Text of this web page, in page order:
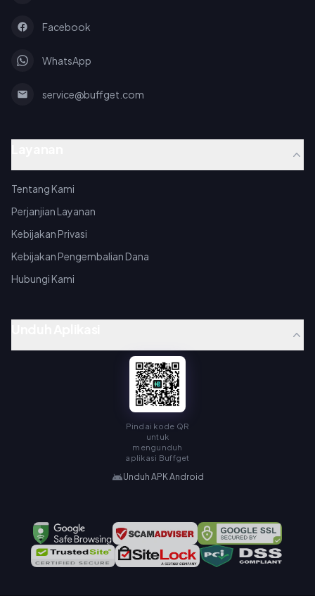
Facebook
WhatsApp
service@buffget.com
Tentang Kami
Perjanjian Layanan
Kebijakan Privasi
Kebijakan Pengembalian Dana
Hubungi Kami
Pindai kode QR
untuk
mengunduh
aplikasi Buffget
Unduh APK Android